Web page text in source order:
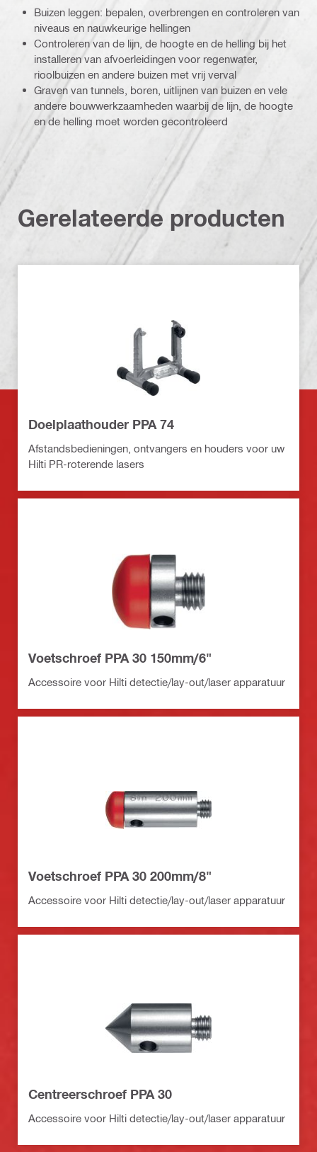
Buizen leggen: bepalen, overbrengen en controleren van
niveaus en nauwkeurige hellingen
Controleren van de lijn, de hoogte en de helling bij het
installeren van afvoerleidingen voor regenwater,
rioolbuizen en andere buizen met vrij verval
Graven van tunnels, boren, uitlijnen van buizen en vele
andere bouwwerkzaamheden waarbij de lijn, de hoogte
en de helling moet worden gecontroleerd
Gerelateerde producten
Doelplaathouder PPA 74
Afstandsbedieningen, ontvangers en houders voor uw
Hilti PR-roterende lasers
Voetschroef PPA 30 150mm/6"
Accessoire voor Hilti detectie/lay-out/laser apparatuur
Voetschroef PPA 30 200mm/8"
Accessoire voor Hilti detectie/lay-out/laser apparatuur
Centreerschroef PPA 30
Accessoire voor Hilti detectie/lay-out/laser apparatuur